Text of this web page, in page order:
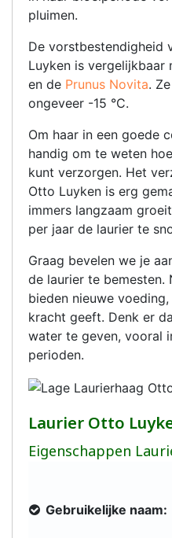
pluimen.
De vorstbestendigheid
Luyken is vergelijkbaar
en de Prunus Novita.
ongeveer -15 °C.
Om haar in een goede
handig om te weten
kunt verzorgen. Het
Otto Luyken is erg
immers langzaam
per jaar de laurier te
Graag bevelen we je
de laurier te bemesten.
bieden nieuwe
kracht geeft. Denk er
water te geven, vooral
perioden.
Laurier Otto
Eigenschappen
Gebruikelijke naam: